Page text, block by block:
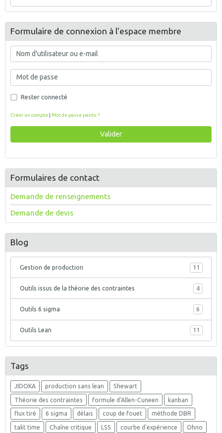
Formulaire de connexion à l'espace membre
Rester connecté
Créer un compte | Mot de passe perdu ?
Valider
Formulaires de contact
Demande de renseignements
Demande de devis
Blog
Gestion de production 11
Outils issus de la théorie des contraintes 4
Outils 6 sigma 6
Outils Lean 11
Tags
JIDOKA production sans lean Shewart
Théorie des contraintes formule d'Allen-Cuneen kanban
flux tiré 6 sigma délais coup de fouet méthode DBR
takt time Chaîne critique LSS courbe d'expérience Ohno